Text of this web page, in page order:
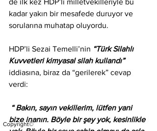
kadar yakın bir mesafede duruyor ve
sorularına muhatap oluyordu.
HDP’li Sezai Temelli’nin “Türk Silahlı
Kuvvetleri kimyasal silah kullandı”
iddiasına, biraz da “gerilerek” cevap
verdi:
“ Bakın, sayın vekillerim, lütfen yani
bize inanın. Böyle bir şey yok, kesinlikle
Copyright©